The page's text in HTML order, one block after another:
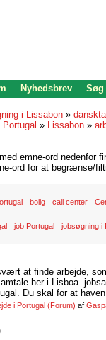
Nyhedsbrev Søg
i Lissabon »
» Lissabon »
emne-ord nedenfor
ord for at begrænse/
bolig call center
job Portugal jobsøgning i
at finde arbejde,
her i Lisboa.
Du skal for at
i Portugal (Forum) af